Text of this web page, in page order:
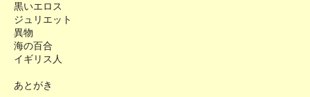
黒いエロス
ジュリエット
異物
海の百合
イギリス人
あとがき